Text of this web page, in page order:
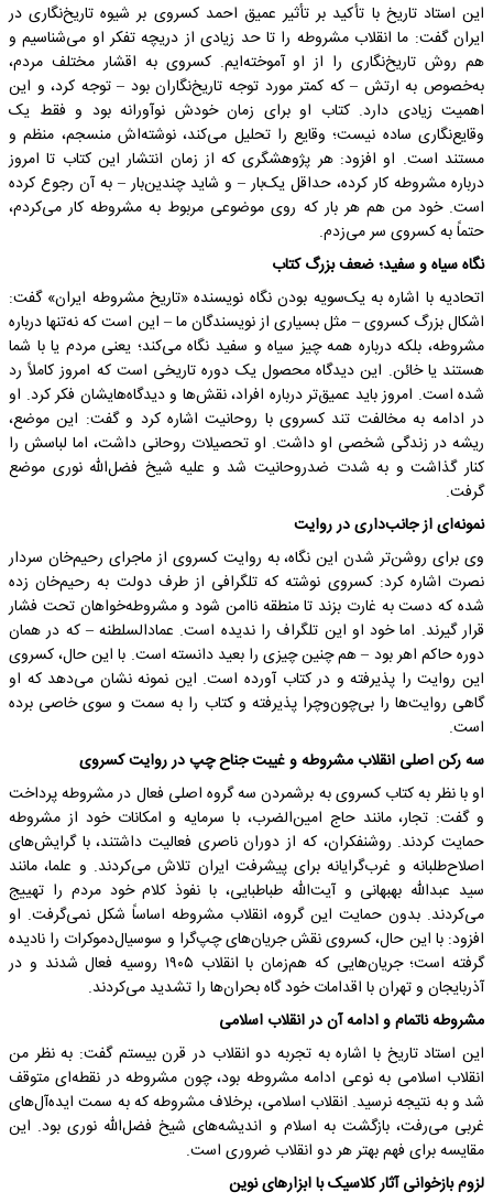
این استاد تاریخ با تأکید بر تأثیر عمیق احمد کسروی بر شیوه تاریخ‌نگاری در
ایران گفت: ما انقلاب مشروطه را تا حد زیادی از دریچه تفکر او می‌شناسیم و
هم روش تاریخ‌نگاری را از او آموخته‌ایم. کسروی به اقشار مختلف مردم،
به‌خصوص به ارتش – که کمتر مورد توجه تاریخ‌نگاران بود – توجه کرد، و این
اهمیت زیادی دارد. کتاب او برای زمان خودش نوآورانه بود و فقط یک
وقایع‌نگاری ساده نیست؛ وقایع را تحلیل می‌کند، نوشته‌اش منسجم، منظم و
مستند است. او افزود: هر پژوهشگری که از زمان انتشار این کتاب تا امروز
درباره مشروطه کار کرده، حداقل یک‌بار – و شاید چندین‌بار – به آن رجوع کرده
است. خود من هم هر بار که روی موضوعی مربوط به مشروطه کار می‌کردم،
حتماً به کسروی سر می‌زدم.
نگاه سیاه و سفید؛ ضعف بزرگ کتاب
اتحادیه با اشاره به یک‌سویه بودن نگاه نویسنده «تاریخ مشروطه ایران» گفت:
اشکال بزرگ کسروی – مثل بسیاری از نویسندگان ما – این است که نه‌تنها درباره
مشروطه، بلکه درباره همه چیز سیاه و سفید نگاه می‌کند؛ یعنی مردم یا با شما
هستند یا خائن. این دیدگاه محصول یک دوره تاریخی است که امروز کاملاً رد
شده است. امروز باید عمیق‌تر درباره افراد، نقش‌ها و دیدگاه‌هایشان فکر کرد. او
در ادامه به مخالفت تند کسروی با روحانیت اشاره کرد و گفت: این موضع،
ریشه در زندگی شخصی او داشت. او تحصیلات روحانی داشت، اما لباسش را
کنار گذاشت و به شدت ضدروحانیت شد و علیه شیخ فضل‌الله نوری موضع
گرفت.
نمونه‌ای از جانب‌داری در روایت
وی برای روشن‌تر شدن این نگاه، به روایت کسروی از ماجرای رحیم‌خان سردار
نصرت اشاره کرد: کسروی نوشته که تلگرافی از طرف دولت به رحیم‌خان زده
شده که دست به غارت بزند تا منطقه ناامن شود و مشروطه‌خواهان تحت فشار
قرار گیرند. اما خود او این تلگراف را ندیده است. عمادالسلطنه – که در همان
دوره حاکم اهر بود – هم چنین چیزی را بعید دانسته است. با این حال، کسروی
این روایت را پذیرفته و در کتاب آورده است. این نمونه نشان می‌دهد که او
گاهی روایت‌ها را بی‌چون‌وچرا پذیرفته و کتاب را به سمت و سوی خاصی برده
است.
سه رکن اصلی انقلاب مشروطه و غیبت جناح چپ در روایت کسروی
او با نظر به کتاب کسروی به برشمردن سه گروه اصلی فعال در مشروطه پرداخت
و گفت: تجار، مانند حاج امین‌الضرب، با سرمایه و امکانات خود از مشروطه
حمایت کردند. روشنفکران، که از دوران ناصری فعالیت داشتند، با گرایش‌های
اصلاح‌طلبانه و غرب‌گرایانه برای پیشرفت ایران تلاش می‌کردند. و علما، مانند
سید عبدالله بهبهانی و آیت‌الله طباطبایی، با نفوذ کلام خود مردم را تهییج
می‌کردند. بدون حمایت این گروه، انقلاب مشروطه اساساً شکل نمی‌گرفت. او
افزود: با این حال، کسروی نقش جریان‌های چپ‌گرا و سوسیال‌دموکرات را نادیده
گرفته است؛ جریان‌هایی که هم‌زمان با انقلاب ۱۹۰۵ روسیه فعال شدند و در
آذربایجان و تهران با اقدامات خود گاه بحران‌ها را تشدید می‌کردند.
مشروطه ناتمام و ادامه آن در انقلاب اسلامی
این استاد تاریخ با اشاره به تجربه دو انقلاب در قرن بیستم گفت: به نظر من
انقلاب اسلامی به نوعی ادامه مشروطه بود، چون مشروطه در نقطه‌ای متوقف
شد و به نتیجه نرسید. انقلاب اسلامی، برخلاف مشروطه که به سمت ایده‌آل‌های
غربی می‌رفت، بازگشت به اسلام و اندیشه‌های شیخ فضل‌الله نوری بود. این
مقایسه برای فهم بهتر هر دو انقلاب ضروری است.
لزوم بازخوانی آثار کلاسیک با ابزارهای نوین